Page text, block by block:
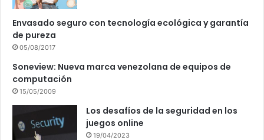
Envasado seguro con tecnología ecológica y garantía
de pureza
05/08/2017
Soneview: Nueva marca venezolana de equipos de
computación
15/05/2009
Los desafíos de la seguridad en los
juegos online
19/04/2023